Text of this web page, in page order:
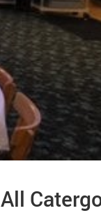
All